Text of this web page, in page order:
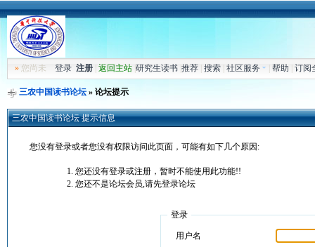
»您尚未 登录 注册| 返回主站| 研究生读书| 推荐| 搜索| 社区服务 帮助 订阅
三农中国读书论坛» 论坛提示
三农中国读书论坛 提示信息
您没有登录或者您没有权限访问此页面，可能有如下几个原因:
您还没有登录或注册，暂时不能使用此功能!!
您还不是论坛会员,请先登录论坛
登录
用户名